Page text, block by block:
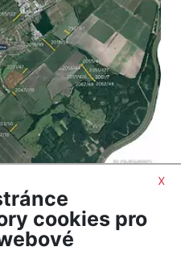
m2
Price
x
cookies pro